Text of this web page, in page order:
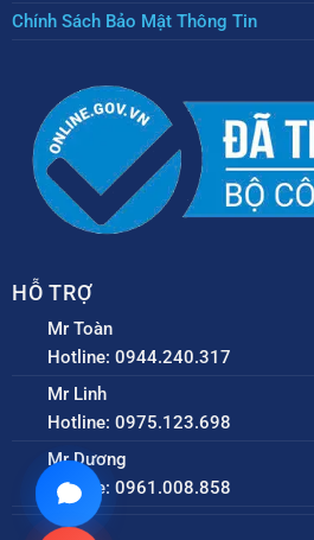
Chính Sách Bảo Mật Thông Tin
HỖ TRỢ
Mr Toàn
Hotline: 0944.240.317
Mr Linh
Hotline: 0975.123.698
Mr Dương
Hotline: 0961.008.858